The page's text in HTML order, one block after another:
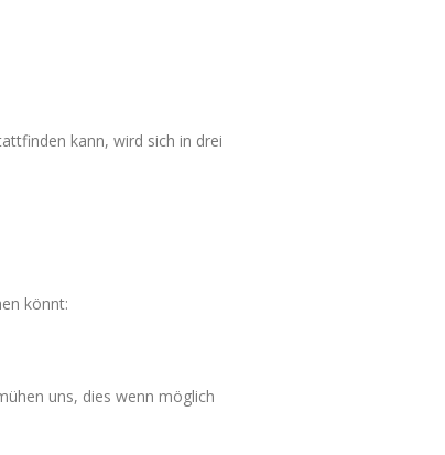
kann, wird sich in drei
könnt:
uns, dies wenn möglich